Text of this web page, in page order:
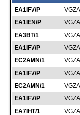
EA1IFV/P
EA1IEN/P
EA3BT/1
EA1IFV/P
EC2AMN/1
EA1IFV/P
EC2AMN/1
EA1IFV/P
EA7IHT/1